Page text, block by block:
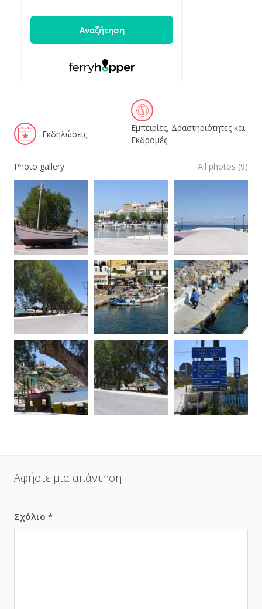
Εκδηλώσεις
Εμπειρίες, Δραστηριότητες και
Εκδρομές
Photo gallery All photos (9)
Αφήστε μια απάντηση
Σχόλιο *